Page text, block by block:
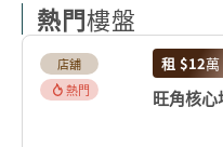
熱門樓盤
店舖
熱門
租 $12萬
旺角核